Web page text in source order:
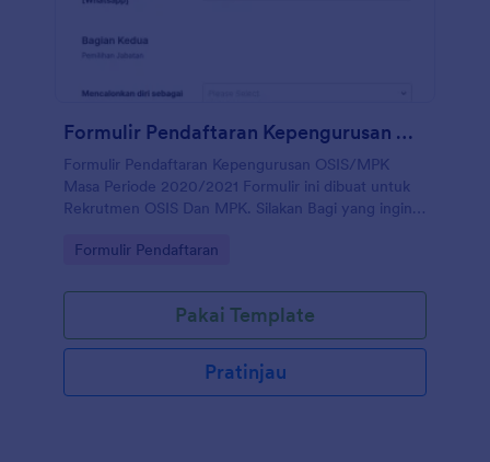
integrasi dengan lebih dari 30 gateway pembayaran,
termasuk Square dan PayPal. Setelah dipublikasikan
proses pendaftaran, mempermudah perekrutan, dan
meningkatkan keanggotaan - semuanya sekaligus!Formulir Pendaftaran Kepengurusan OSIS/MPK Masa Periode 2020/2021
Formulir Pendaftaran Kepengurusan OSIS/MPK
Masa Periode 2020/2021 Formulir ini dibuat untuk
Rekrutmen OSIS Dan MPK. Silakan Bagi yang ingin
Go to Category:
Formulir Pendaftaran
Pakai Template
Pratinjau